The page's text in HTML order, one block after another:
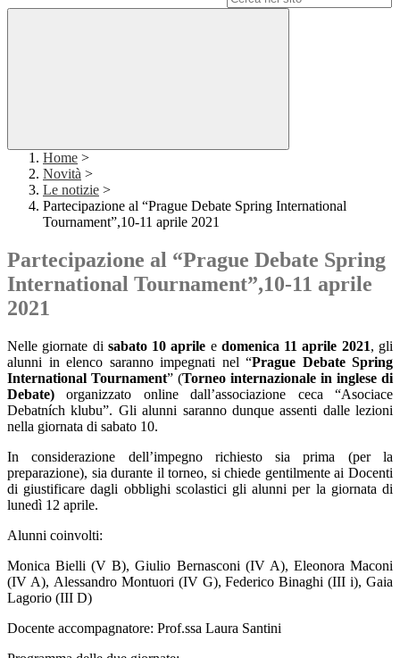
Home >
Novità >
Le notizie >
Partecipazione al “Prague Debate Spring International
Tournament”,10-11 aprile 2021
Partecipazione al “Prague Debate Spring
International Tournament”,10-11 aprile
2021
Nelle giornate di sabato 10 aprile e domenica 11 aprile 2021, gli
alunni in elenco saranno impegnati nel “Prague Debate Spring
International Tournament” (Torneo internazionale in inglese di
Debate)
organizzato online dall’associazione ceca “Asociace
Debatních klubu”. Gli alunni saranno dunque assenti dalle lezioni
nella giornata di sabato 10.
In considerazione dell’impegno richiesto sia prima (per la
preparazione), sia durante il torneo, si chiede gentilmente ai Docenti
di giustificare dagli obblighi scolastici gli alunni per la giornata di
lunedì 12 aprile.
Alunni coinvolti:
Monica Bielli (V B), Giulio Bernasconi (IV A), Eleonora Maconi
(IV A), Alessandro Montuori (IV G), Federico Binaghi (III i), Gaia
Lagorio (III D)
Docente accompagnatore: Prof.ssa Laura Santini